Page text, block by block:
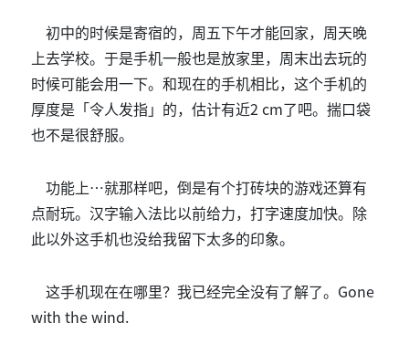
初中的时候是寄宿的，周五下午才能回家，周天晚
上去学校。于是手机一般也是放家里，周末出去玩的
时候可能会用一下。和现在的手机相比，这个手机的
厚度是「令人发指」的，估计有近2 cm了吧。揣口袋
也不是很舒服。
功能上…就那样吧，倒是有个打砖块的游戏还算有
点耐玩。汉字输入法比以前给力，打字速度加快。除
此以外这手机也没给我留下太多的印象。
这手机现在在哪里？我已经完全没有了解了。Gone
with the wind.